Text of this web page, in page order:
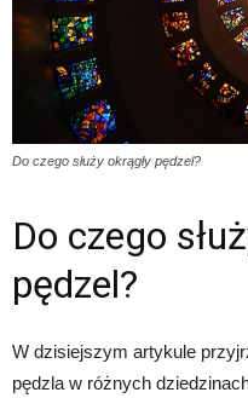
Do czego służy okrągły pędzel?
Do czego
pędzel?
W dzisiejszym artykule
pędzla w różnych